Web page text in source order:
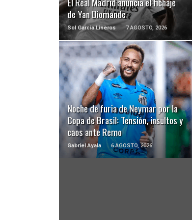
de Yan Diomande
Sol Garcia Lineros 7 AGOSTO, 2026
Noche de furia de Neymar por la
Copa de Brasil: Tensión, insultos y
caos ante Remo
Gabriel Ayala 6 AGOSTO, 2026
LEER MÁS